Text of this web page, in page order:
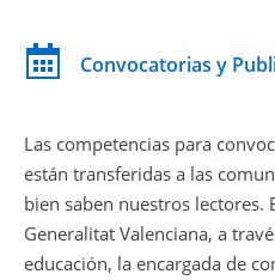
Convocatorias y
Las competencias para
están transferidas a las
bien saben nuestros lectores.
Generalitat Valenciana, a
educación, la encargada de